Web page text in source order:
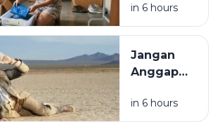
dan
Kesehatan
Anak Kos,
Hemat,
dan
Mudah
in 6 hours
Jangan
Anggap
Dehidrasi
in 6 hours